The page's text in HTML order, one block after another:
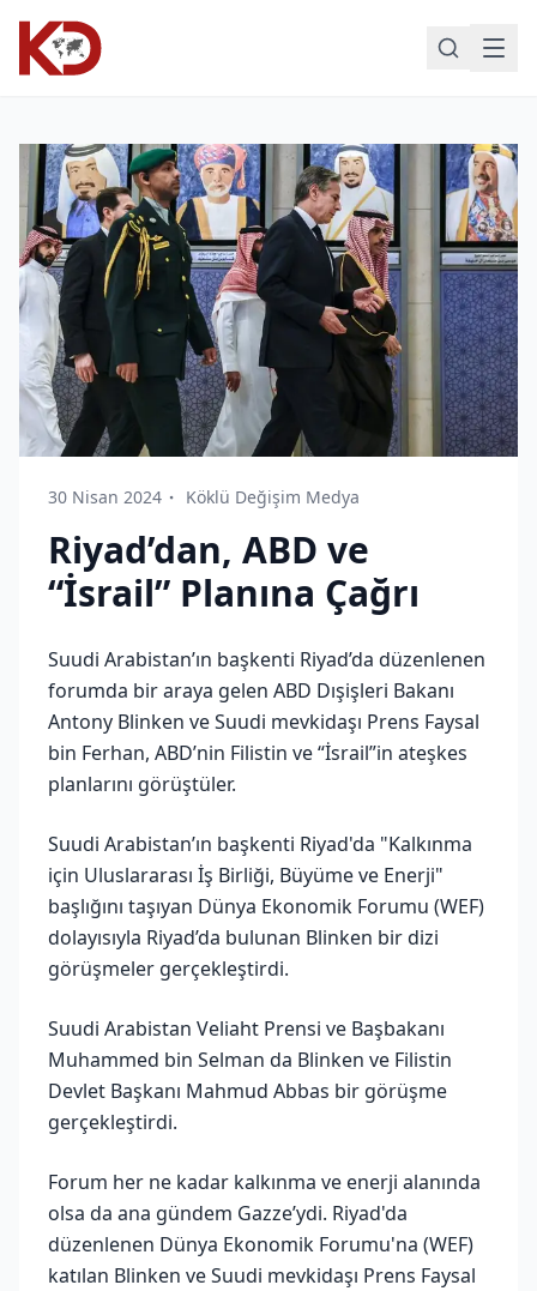
30 Nisan 2024 Köklü Değişim Medya
Riyad’dan, ABD ve
“İsrail” Planına Çağrı
Suudi Arabistan’ın başkenti Riyad’da düzenlenen
forumda bir araya gelen ABD Dışişleri Bakanı
Antony Blinken ve Suudi mevkidaşı Prens Faysal
bin Ferhan, ABD’nin Filistin ve “İsrail”in ateşkes
planlarını görüştüler.
Suudi Arabistan’ın başkenti Riyad'da "Kalkınma
için Uluslararası İş Birliği, Büyüme ve Enerji"
başlığını taşıyan Dünya Ekonomik Forumu (WEF)
dolayısıyla Riyad’da bulunan Blinken bir dizi
görüşmeler gerçekleştirdi.
Suudi Arabistan Veliaht Prensi ve Başbakanı
Muhammed bin Selman da Blinken ve Filistin
Devlet Başkanı Mahmud Abbas bir görüşme
gerçekleştirdi.
Forum her ne kadar kalkınma ve enerji alanında
olsa da ana gündem Gazze’ydi. Riyad'da
düzenlenen Dünya Ekonomik Forumu'na (WEF)
katılan Blinken ve Suudi mevkidaşı Prens Faysal